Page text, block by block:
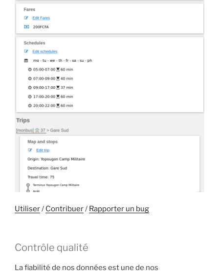
Utiliser/ Contribuer/ Rapporter un bug
Contrôle qualité
La fiabilité de nos données est une de nos